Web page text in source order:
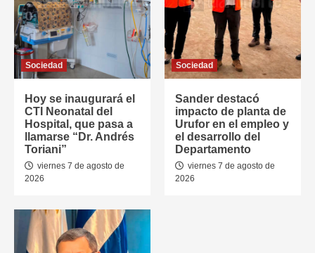
Sociedad
Hoy se inaugurará el
CTI Neonatal del
Hospital, que pasa a
llamarse “Dr. Andrés
Toriani”
viernes 7 de agosto de
2026
Sociedad
Sander destacó
impacto de planta de
Urufor en el empleo y
el desarrollo del
Departamento
viernes 7 de agosto de
2026